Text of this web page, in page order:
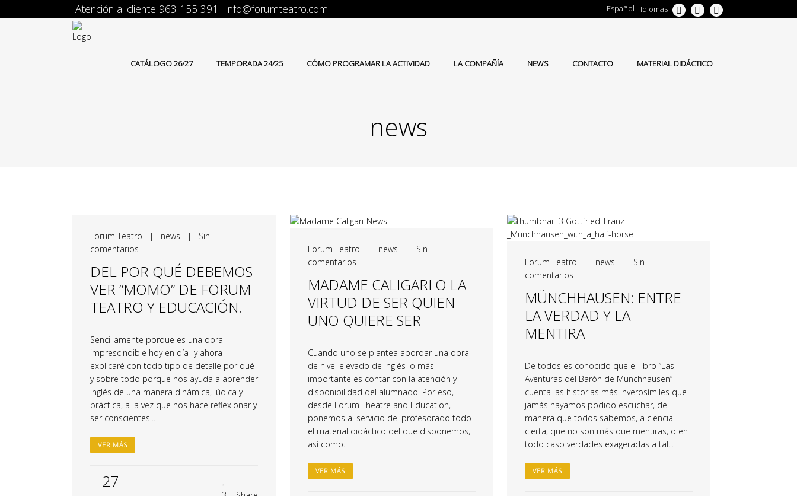
Atención al cliente 963 155 391 · info@forumteatro.com Idiomas
Español
CATÁLOGO 26/27 TEMPORADA 24/25 CÓMO PROGRAMAR LA ACTIVIDAD LA COMPAÑÍA NEWS CONTACTO MATERIAL DIDÁCTICO
news
Forum Teatro | news | Sin
comentarios
DEL POR QUÉ DEBEMOS
VER “MOMO” DE FORUM
TEATRO Y EDUCACIÓN.
Sencillamente porque es una obra
imprescindible hoy en día -y ahora
explicaré con todo tipo de detalle por qué-
y sobre todo porque nos ayuda a aprender
inglés de una manera dinámica, lúdica y
práctica, a la vez que nos hace reflexionar y
ser conscientes...
VER MÁS
27
Forum Teatro | news | Sin
comentarios
MADAME CALIGARI O LA
VIRTUD DE SER QUIEN
UNO QUIERE SER
Cuando uno se plantea abordar una obra
de nivel elevado de inglés lo más
importante es contar con la atención y
disponibilidad del alumnado. Por eso,
desde Forum Theatre and Education,
ponemos al servicio del profesorado todo
el material didáctico del que disponemos,
así como...
VER MÁS
Forum Teatro | news | Sin
comentarios
MÜNCHHAUSEN: ENTRE
LA VERDAD Y LA
MENTIRA
De todos es conocido que el libro “Las
Aventuras del Barón de Münchhausen”
cuenta las historias más inverosímiles que
jamás hayamos podido escuchar, de
manera que todos sabemos, a ciencia
cierta, que no son más que mentiras, o en
todo caso verdades exageradas a tal...
VER MÁS